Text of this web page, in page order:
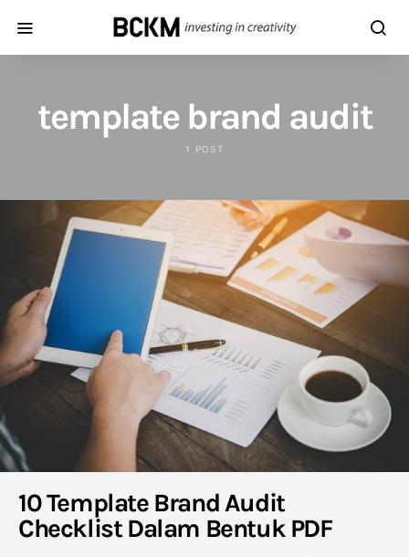
template brand audit
1 POST
10 Template Brand Audit
Checklist Dalam Bentuk PDF